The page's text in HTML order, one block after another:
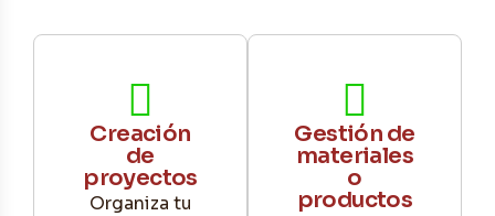
Creación
de
proyectos
Organiza tu
Gestión de
materiales
o
productos